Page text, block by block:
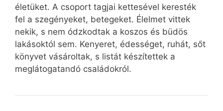
életüket. A csoport tagjai kettesével keresték
fel a szegényeket, betegeket. Élelmet vittek
nekik, s nem ódzkodtak a koszos és büdös
lakásoktól sem. Kenyeret, édességet, ruhát, sőt
könyvet vásároltak, s listát készítettek a
meglátogatandó családokról.